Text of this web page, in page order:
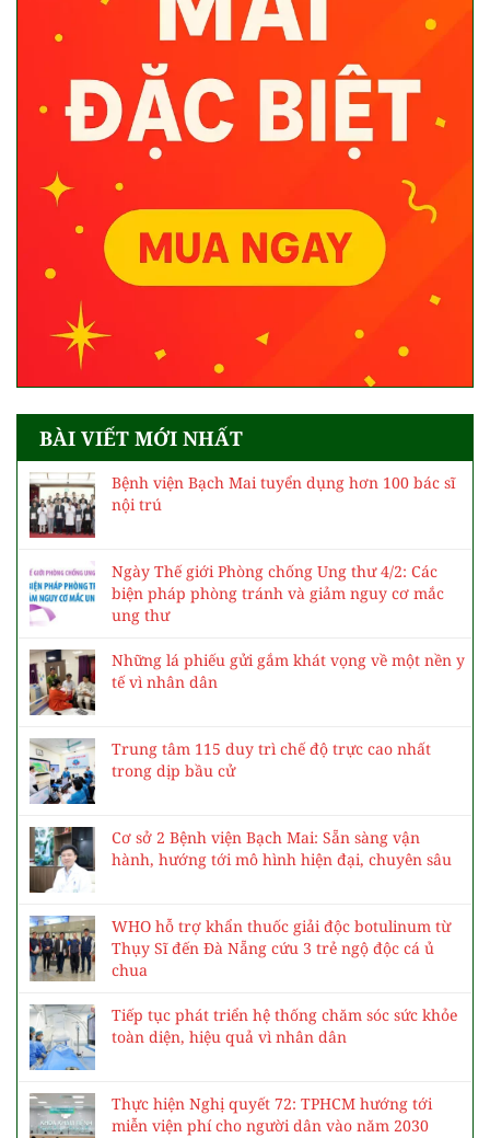
BÀI VIẾT MỚI NHẤT
Bệnh viện Bạch Mai tuyển dụng hơn 100 bác sĩ
nội trú
Ngày Thế giới Phòng chống Ung thư 4/2: Các
biện pháp phòng tránh và giảm nguy cơ mắc
ung thư
Những lá phiếu gửi gắm khát vọng về một nền y
tế vì nhân dân
Trung tâm 115 duy trì chế độ trực cao nhất
trong dịp bầu cử
Cơ sở 2 Bệnh viện Bạch Mai: Sẵn sàng vận
hành, hướng tới mô hình hiện đại, chuyên sâu
WHO hỗ trợ khẩn thuốc giải độc botulinum từ
Thụy Sĩ đến Đà Nẵng cứu 3 trẻ ngộ độc cá ủ
chua
Tiếp tục phát triển hệ thống chăm sóc sức khỏe
toàn diện, hiệu quả vì nhân dân
Thực hiện Nghị quyết 72: TPHCM hướng tới
miễn viện phí cho người dân vào năm 2030